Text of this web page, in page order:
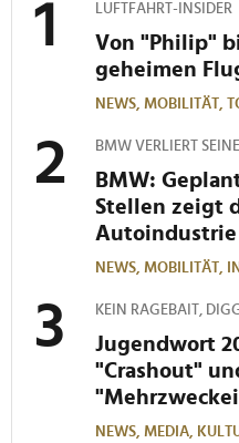
LUFTFAHRT-INSIDER
Von "Philip"
geheimen
NEWS, MOBILITÄT,
BMW VERLIERT
BMW:
Stellen zeigt
Autoindustrie
NEWS, MOBILITÄT,
KEIN RAGEBAIT,
Jugendwort
"Crashout"
NEWS, MEDIA,